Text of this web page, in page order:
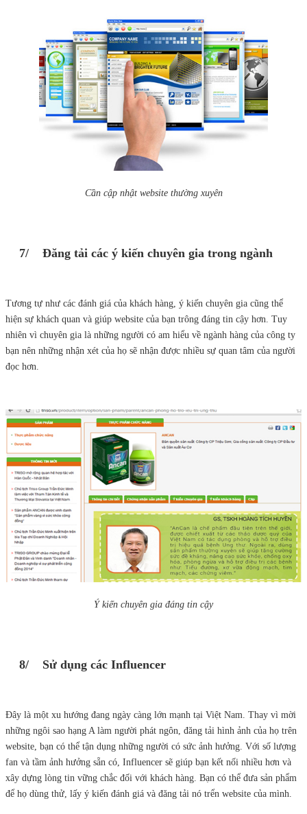
Cần cập nhật website thường xuyên
7/ Đăng tải các ý kiến chuyên gia trong ngành
Tương tự như các đánh giá của khách hàng, ý kiến chuyên gia cũng thể
hiện sự khách quan và giúp website của bạn trông đáng tin cậy hơn. Tuy
nhiên vì chuyên gia là những người có am hiểu về ngành hàng của công ty
bạn nên những nhận xét của họ sẽ nhận được nhiều sự quan tâm của người
đọc hơn.
Ý kiến chuyên gia đáng tin cậy
8/ Sử dụng các Influencer
Đây là một xu hướng đang ngày càng lớn mạnh tại Việt Nam. Thay vì mời
những ngôi sao hạng A làm người phát ngôn, đăng tải hình ảnh của họ trên
website, bạn có thể tận dụng những người có sức ảnh hưởng. Với số lượng
fan và tầm ảnh hưởng sẵn có, Influencer sẽ giúp bạn kết nối nhiều hơn và
xây dựng lòng tin vững chắc đối với khách hàng. Bạn có thể đưa sản phẩm
để họ dùng thử, lấy ý kiến đánh giá và đăng tải nó trển website của mình.